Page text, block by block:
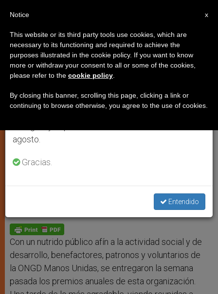
La 2 Noticias de TVE, premio
especial de Manos Unidas
de la ONGD católica
JULIO 03, 2014 00:00
h
A
p
p
e
n
g
e
r
a
o
o
k
w
e
h
Con un nutrido público afín a la actividad social y de
desarrollo, benefactores, patronos y voluntarios de
la ONGD Manos Unidas, se entregaron la semana
pasada los premios anuales de esta organización.
×
Aviso importante
Del 27 de julio al 7 de agosto haremos la pausa
anual, aprovechando que en el periodo de verano
se generan menos informaciones y también el
agosto.
Gracias.
Entendido
x
Notice
This website or its third party tools use cookies, which are
necessary to its functioning and required to achieve the
purposes illustrated in the cookie policy. If you want to know
more or withdraw your consent to all or some of the cookies,
please refer to the cookie policy
By closing this banner, scrolling this page, clicking a link or
continuing to browse otherwise, you agree to the use of cookies.